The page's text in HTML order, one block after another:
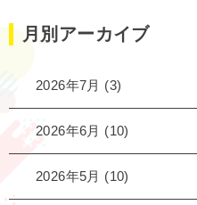
月別アーカイブ
2026年7月 (3)
2026年6月 (10)
2026年5月 (10)